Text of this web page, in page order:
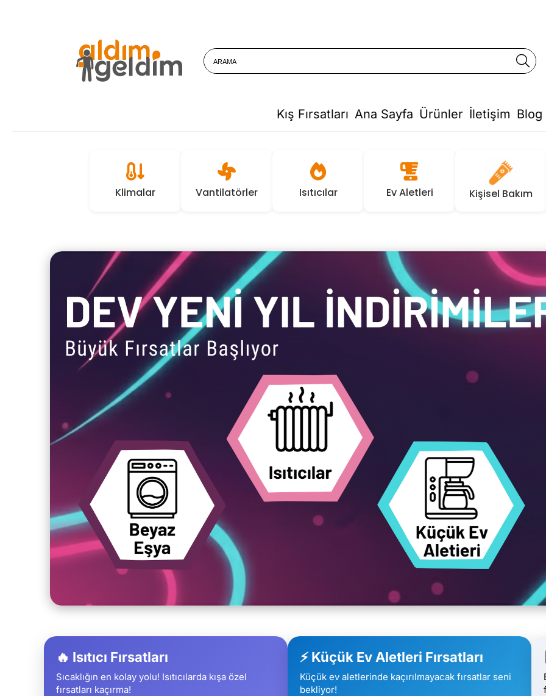
Kış Fırsatları Ana Sayfa Ürünler İletişim Blog
Klimalar Vantilatörler Isıtıcılar Ev Aletleri Kişisel Bakım
🔥 Isıtıcı Fırsatları
Sıcaklığın en kolay yolu! Isıtıcılarda kışa özel
fırsatları kaçırma!
⚡ Küçük Ev Aletleri Fırsatları
Küçük ev aletlerinde kaçırılmayacak fırsatlar seni
bekliyor!